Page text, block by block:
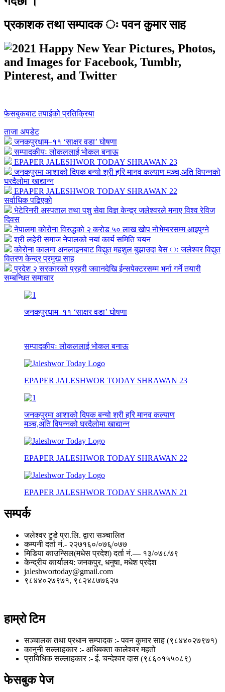
प्रकाशक तथा सम्पादक ः पवन कुमार साह
फेसबुकबाट तपाईको प्रतिक्रिया
ताजा अपडेट
जनकपुरधाम–११ ‘साक्षर वडा’ घोषणा
सम्पादकीयः लोकललाई भोकल बनाऊ
EPAPER JALESHWOR TODAY SHRAWAN 23
जनकपुरमा आशाको दिपक बन्यो श्री हरि मानव कल्याण मञ्च,अति विपन्नको
घरदैलोमा खाद्यान्न
EPAPER JALESHWOR TODAY SHRAWAN 22
सर्वाधिक पढिएको
भेटेरिनरी अस्पताल तथा पशु सेवा विज्ञ केन्द्र्र जलेश्वरले मनाए विश्व रेविज
दिवस
नेपालमा कोरोना विरुद्धको २ करोड ५० लाख खोप नोभेम्बरसम्म आइपुग्ने
श्री लहेरी समाज नेपालको नयां कार्य समिति चयन
कोरोना कालमा अनलाइनबाट विद्युत महशुल बुझाउदा बेस ः जलेश्वर विद्युत
वितरण केन्द्र प्रमुख साह
प्रदेश २ सरकारको प्रहरी जवानदेखि ईन्सपेक्टरसम्म भर्ना गर्ने तयारी
सम्बन्धित समाचार
जनकपुरधाम–११ ‘साक्षर वडा’ घोषणा
सम्पादकीयः लोकललाई भोकल बनाऊ
EPAPER JALESHWOR TODAY SHRAWAN 23
जनकपुरमा आशाको दिपक बन्यो श्री हरि मानव कल्याण
मञ्च,अति विपन्नको घरदैलोमा खाद्यान्न
EPAPER JALESHWOR TODAY SHRAWAN 22
EPAPER JALESHWOR TODAY SHRAWAN 21
सम्पर्क
जलेश्वर टुडे प्रा.लि. द्वारा सञ्चालित
कम्पनी दर्ता नं.- २२७१६०/०७६्/०७७
मिडिया काउन्सिल(मधेस प्रदेश) दर्ता नं.— १३/०७८/७९
केन्द्रीय कार्यालय: जनकपुर, धनुषा, मधेश प्रदेश
jaleshwortoday@gmail.com
९८४४०२७९७१, ९८२४८७७६२७
हाम्रो टिम
सञ्चालक तथा प्रधान सम्पादक :- पवन कुमार साह (९८४४०२७९७१)
कानुनी सल्लाहकार :- अधिबक्ता कालेश्वर महतो
प्राविधिक सल्लाहकार :- ई. चन्देश्वर दास (९८६०१५५०८९)
फेसबुक पेज